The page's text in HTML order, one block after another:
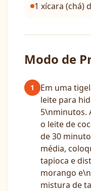
1 xícara (chá)
Modo de
1
Em uma
leite para
5\nminutos.
o leite de
de 30
média,
tapioca e
morango
mistura de